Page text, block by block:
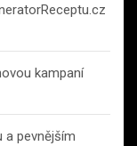
kampaní
a pevnějším